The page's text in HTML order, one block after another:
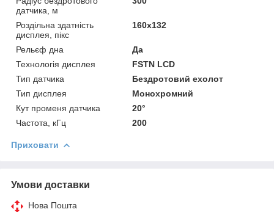
датчика, м
Роздільна здатність
дисплея, пікс
160x132
Рельєф дна
Да
Технологія дисплея
FSTN LCD
Тип датчика
Бездротовий ехолот
Тип дисплея
Монохромний
Кут променя датчика
20°
Частота, кГц
200
Приховати
Умови доставки
Нова Пошта